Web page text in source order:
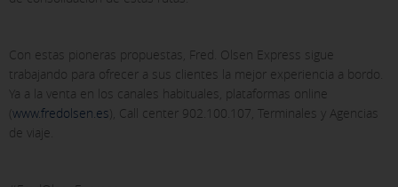
Con estas pioneras propuestas, Fred. Olsen Express sigue
trabajando para ofrecer a sus clientes la mejor experiencia a bordo.
Ya a la venta en los canales habituales, plataformas online
www.fredolsen.es ), Call center 902.100.107, Terminales y Agencias
de viaje.